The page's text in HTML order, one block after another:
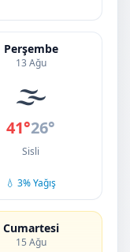
Perşembe
13 Ağu
🌫️
41°26°
Sisli
💧 3% Yağış
Cumartesi
15 Ağu